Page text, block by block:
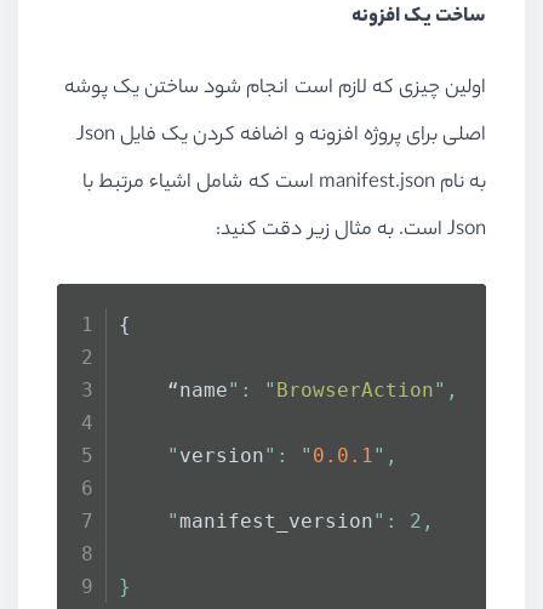
ساخت یک افزونه
اولین چیزی که لازم است انجام شود ساختن یک پوشه
اصلی برای پروژه افزونه و اضافه کردن یک فایل Json
به نام manifest.json است که شامل اشیاء مرتبط با
Json است. به مثال زیر دقت کنید:
{
“name": " BrowserAction",
" version": " 0.0 .1",
" manifest_version": 2,
}